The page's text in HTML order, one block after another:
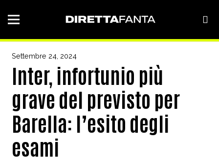
Settembre 24, 2024
Inter, infortunio più
grave del previsto per
Barella: l’esito degli
esami